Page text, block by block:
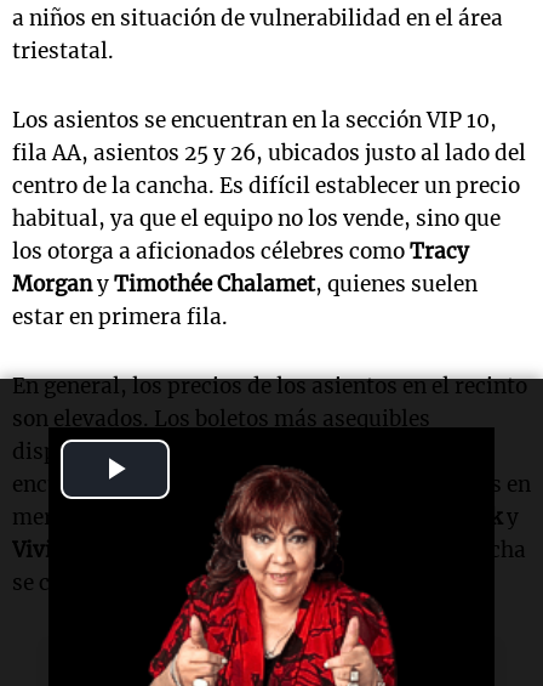
Video
a niños en situación de vulnerabilidad en el área
triestatal.
Los asientos se encuentran en la sección VIP 10,
fila AA, asientos 25 y 26, ubicados justo al lado del
centro de la cancha. Es difícil establecer un precio
habitual, ya que el equipo no los vende, sino que
los otorga a aficionados célebres comoTracy
MorganyTimothée Chalamet, quienes suelen
estar en primera fila.
En general, los precios de los asientos en el recinto
son elevados. Los boletos más asequibles
disponibles en la parte alta, un día antes del
encuentro, se ofrecían por más de 6.000 dólares en
mercados secundarios comoStubHub SeatGeeky
VividSeats
. La experiencia de estar a pie de cancha
se comercializaba por más de 75.000 dólares.
Lectura rápida